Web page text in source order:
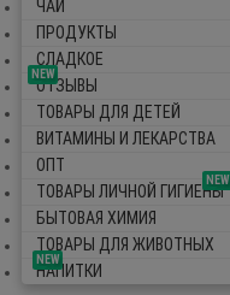
ЧАЙ
ПРОДУКТЫ
СЛАДКОЕ
NEW
ОТЗЫВЫ
ТОВАРЫ ДЛЯ ДЕТЕЙ
ВИТАМИНЫ И ЛЕКАРСТВА
ОПТ
NEW
ТОВАРЫ ЛИЧНОЙ ГИГИЕНЫ
БЫТОВАЯ ХИМИЯ
ТОВАРЫ ДЛЯ ЖИВОТНЫХ
NEW
НАПИТКИ